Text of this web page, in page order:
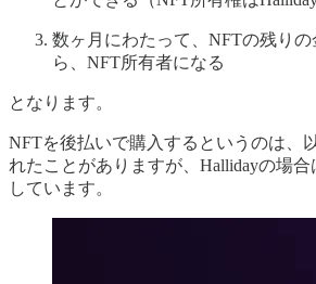
数ヶ月にわたって、NFTの残り
ら、NFT所有者になる
となります。
NFTを後払いで購入するというのは、
れたことがありますが、Hallidayの場
しています。